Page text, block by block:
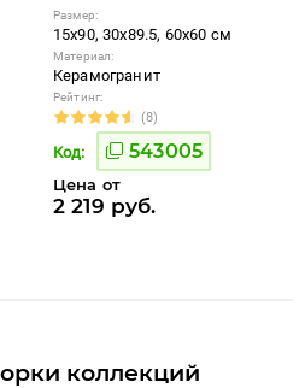
Размер:
15x90, 30x89.5, 60x60 см
Материал:
Керамогранит
Рейтинг:
(8)
Код: 543005
Цена от
2 219 руб.
коллекций